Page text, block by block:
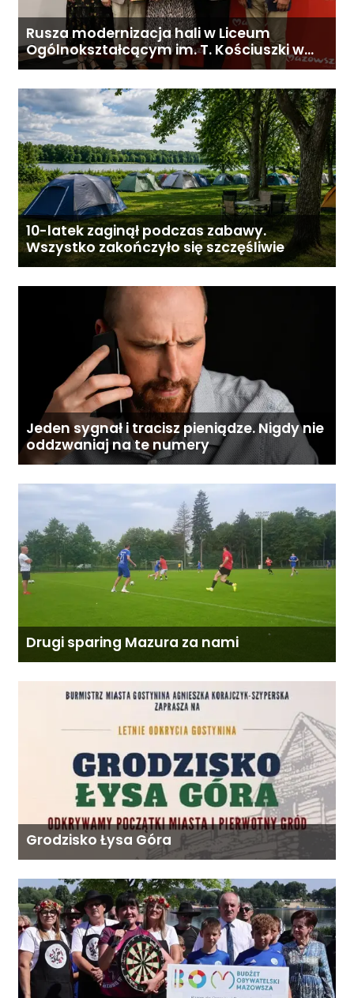
Rusza modernizacja hali w Liceum
Ogólnokształcącym im. T. Kościuszki w
Gostyninie
10-latek zaginął podczas zabawy.
Wszystko zakończyło się szczęśliwie
Jeden sygnał i tracisz pieniądze. Nigdy nie
oddzwaniaj na te numery
Drugi sparing Mazura za nami
Grodzisko Łysa Góra